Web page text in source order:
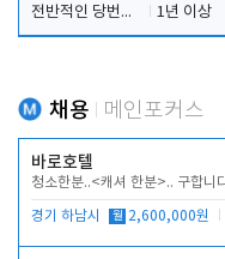
전반적인 당번업무
1년 이상
채용 메인포커스
바로호텔
청소한분..<캐셔 한분>.. 구합니
경기 하남시 월 2,600,000원